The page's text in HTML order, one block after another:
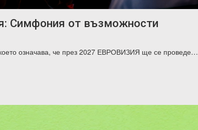
Симфония от възможности
означава, че през 2027 ЕВРОВИЗИЯ ще се проведе…